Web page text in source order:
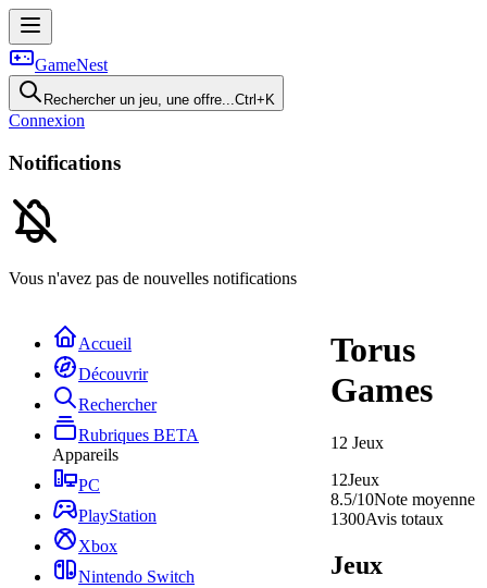
GameNest
Rechercher un jeu, une offre...Ctrl+K
Connexion
Notifications
Vous n'avez pas de nouvelles notifications
Accueil
Découvrir
Rechercher
Rubriques BETA
Appareils
PC
PlayStation
Xbox
Nintendo Switch
Torus
Games
12 Jeux
12Jeux
8.5/10Note moyenne
1300Avis totaux
Jeux